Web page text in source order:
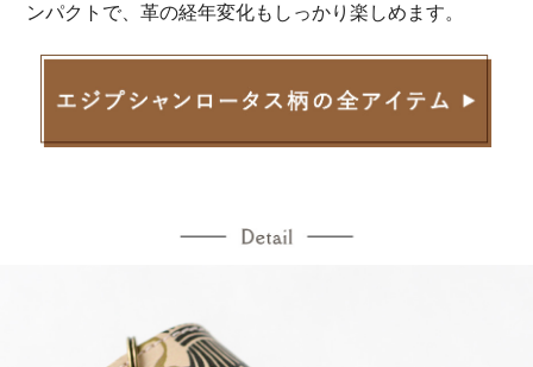
ンパクトで、革の経年変化もしっかり楽しめます。